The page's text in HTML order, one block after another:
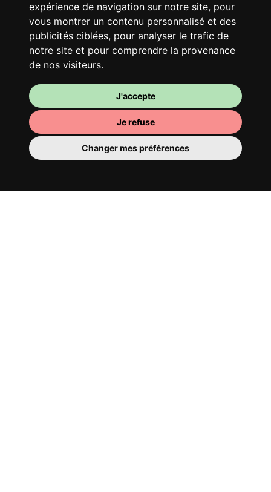
expérience de navigation sur notre site, pour
vous montrer un contenu personnalisé et des
publicités ciblées, pour analyser le trafic de
notre site et pour comprendre la provenance
de nos visiteurs.
J'accepte
Je refuse
Changer mes préférences